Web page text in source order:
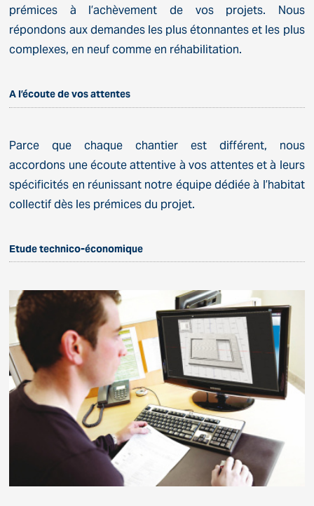
prémices à l’achèvement de vos projets. Nous
répondons aux demandes les plus étonnantes et les plus
complexes, en neuf comme en réhabilitation.
A l’écoute de vos attentes
Parce que chaque chantier est différent, nous
accordons une écoute attentive à vos attentes et à leurs
spécificités en réunissant notre équipe dédiée à l’habitat
collectif dès les prémices du projet.
Etude technico-économique